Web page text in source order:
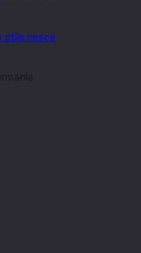
stile riesce